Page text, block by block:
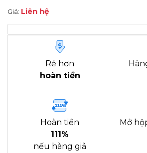
Giá: Liên hệ
Rẻ hơn
hoàn tiền
Hoàn tiền
111%
nếu hàng giả
Mở